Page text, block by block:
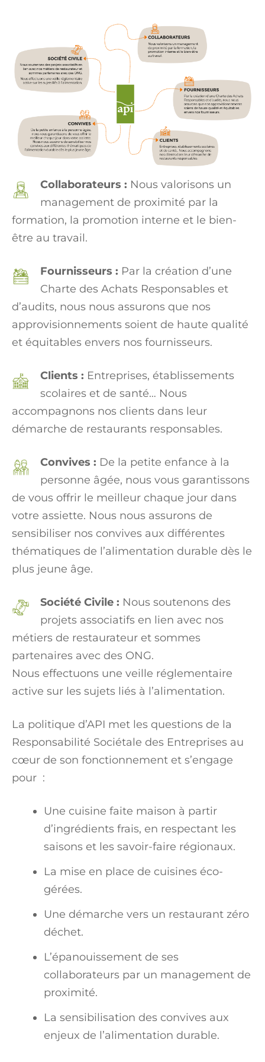
Collaborateurs : Nous valorisons un
management de proximité par la
formation, la promotion interne et le bien-
être au travail.
Fournisseurs : Par la création d’une
Charte des Achats Responsables et
d’audits, nous nous assurons que nos
approvisionnements soient de haute qualité
et équitables envers nos fournisseurs.
Clients : Entreprises, établissements
scolaires et de santé… Nous
accompagnons nos clients dans leur
démarche de restaurants responsables.
Convives : De la petite enfance à la
personne âgée, nous vous garantissons
de vous offrir le meilleur chaque jour dans
votre assiette. Nous nous assurons de
sensibiliser nos convives aux différentes
thématiques de l’alimentation durable dès le
plus jeune âge.
Société Civile : Nous soutenons des
projets associatifs en lien avec nos
métiers de restaurateur et sommes
partenaires avec des ONG.
Nous effectuons une veille réglementaire
active sur les sujets liés à l’alimentation.
La politique d’API met les questions de la
Responsabilité Sociétale des Entreprises au
cœur de son fonctionnement et s’engage
pour :
Une cuisine faite maison à partir
d’ingrédients frais, en respectant les
saisons et les savoir-faire régionaux.
La mise en place de cuisines éco-
gérées.
Une démarche vers un restaurant zéro
déchet.
L’épanouissement de ses
collaborateurs par un management de
proximité.
La sensibilisation des convives aux
enjeux de l’alimentation durable.